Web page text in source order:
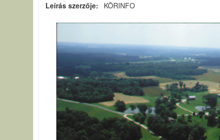
Leírás szerzője
KÖRINFO